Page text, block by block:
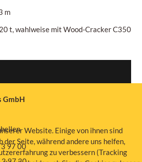
m
t, wahlweise mit Wood-Cracker C350
GmbH
97 00
Website. Einige von ihnen sind
Seite, während andere uns helfen,
zu verbessern (Tracking